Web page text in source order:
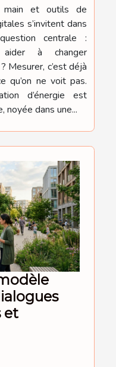
main et outils de
s’invitent dans
centrale :
aider à changer
Mesurer, c’est déjà
qu’on ne voit pas.
d’énergie est
noyée dans une...
et